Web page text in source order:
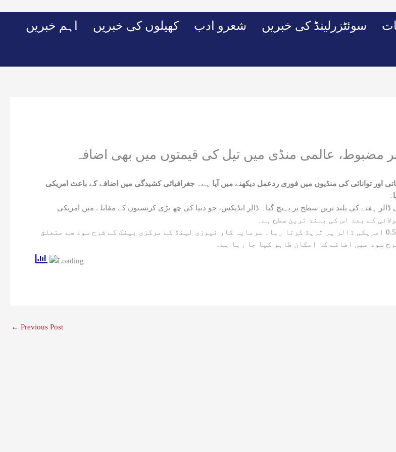
اہم خبریں کھیلوں کی خبریں شعرو ادب سوئٹزرلینڈ کی خبریں
مضبوط، عالمی منڈی میں تیل کی قیمتوں میں بھی اضافہ
اور توانائی کی منڈیوں میں فوری ردعمل دیکھنے میں آیا ہے۔ جغرافیائی کشیدگی میں اضافے کے باعث امریکی
ڈالر ہفتے کی بلند ترین سطح پر پہنچ گیا۔ ڈالر انڈیکس، جو دنیا کی چھ بڑی کرنسیوں کے مقابلے میں امریکی
کرنسی مارکیٹ میں نیوزی لینڈ کا ڈالر (کیوی ڈالر) 0.1 فیصد اضافے کے ساتھ 0.5681 امریکی ڈالر پر ٹریڈ کرتا رہا۔ سرمایہ کار نیوزی لینڈ کے مرکزی بینک کے شرح سود سے متعلق
سود میں اضافے کا امکان ظاہر کیا جا رہا ہے۔
← Previous Post